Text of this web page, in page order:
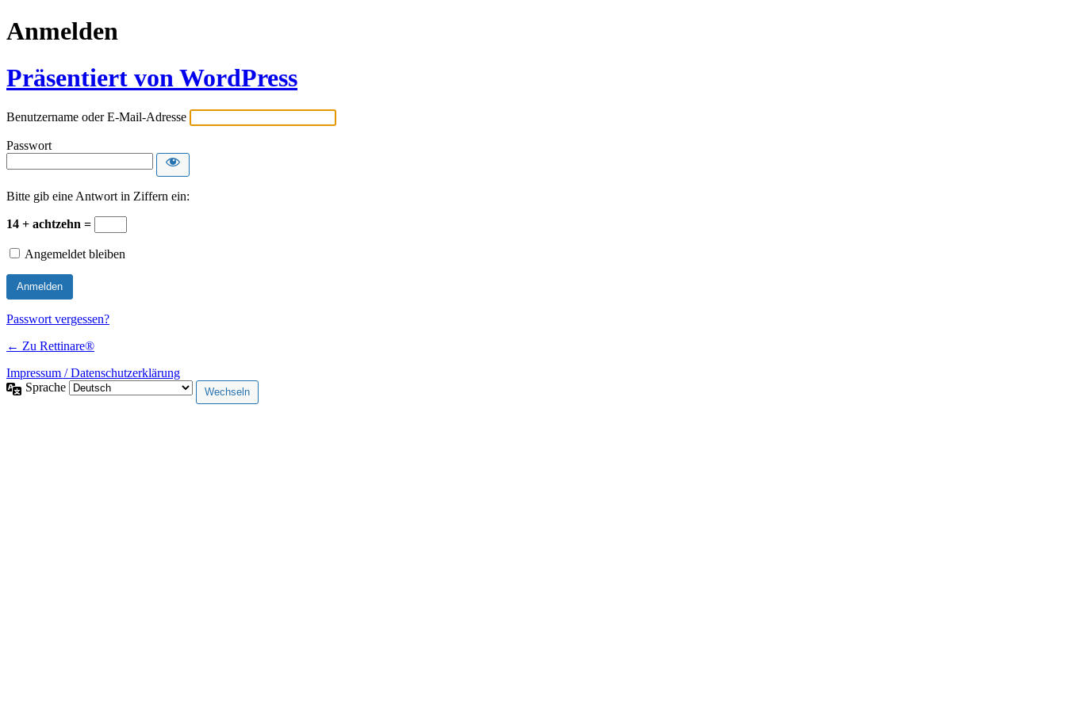
Anmelden
Präsentiert von WordPress
Benutzername oder E-Mail-Adresse
Passwort
Bitte gib eine Antwort in Ziffern ein:
14 + achtzehn =
Angemeldet bleiben
Passwort vergessen?
← Zu Rettinare®
Impressum / Datenschutzerklärung
Sprache